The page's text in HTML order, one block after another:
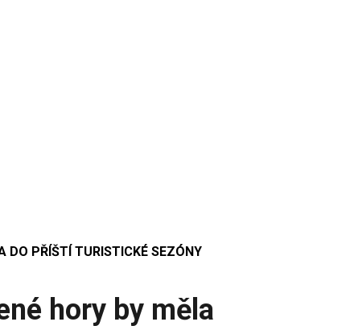
DO PŘÍŠTÍ TURISTICKÉ SEZÓNY
hory by měla